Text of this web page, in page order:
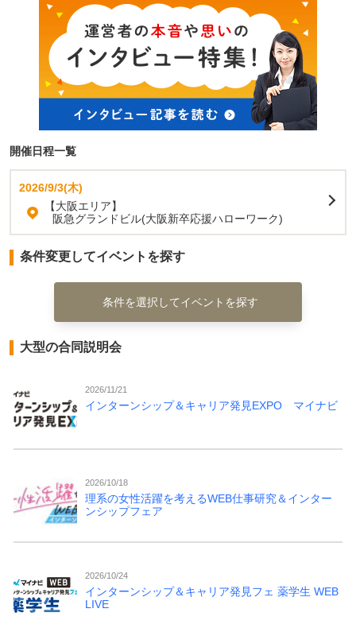
開催日程一覧
2026/9/3(木)
【大阪エリア】
阪急グランドビル(大阪新卒応援ハローワーク)
条件変更してイベントを探す
条件を選択してイベントを探す
大型の合同説明会
2026/11/21
インターンシップ＆キャリア発見EXPO マイナビ
2026/10/18
理系の女性活躍を考えるWEB仕事研究＆インター
ンシップフェア
2026/10/24
インターンシップ＆キャリア発見フェ 薬学生 WEB
LIVE